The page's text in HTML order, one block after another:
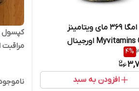
کپسول امگا 369 مای ویتامینز
Myvitamins Omega اورجینال
4%
افزودن به سبد